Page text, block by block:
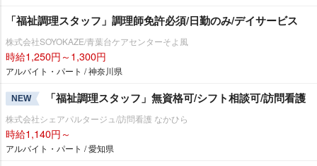
「福祉調理スタッフ」調理師免許必須/日勤のみ/デイサービス
株式会社SOYOKAZE/青葉台ケアセンターそよ風
時給1,250円～1,300円
アルバイト・パート / 神奈川県
NEW 「福祉調理スタッフ」無資格可/シフト相談可/訪問看護
株式会社シェアパルタージュ/訪問看護 なかひら
時給1,140円～
アルバイト・パート / 愛知県